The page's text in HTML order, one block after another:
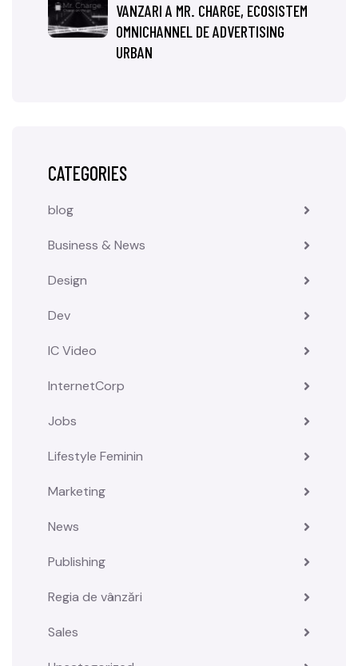
VANZARI A MR. CHARGE, ECOSISTEM
OMNICHANNEL DE ADVERTISING
URBAN
CATEGORIES
blog
Business & News
Design
Dev
IC Video
InternetCorp
Jobs
Lifestyle Feminin
Marketing
News
Publishing
Regia de vânzări
Sales